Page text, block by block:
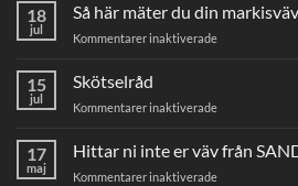
18
jul
Så här mäter du din markisväv
Kommentarer inaktiveradeför
du
markisväv
15
jul
Skötselråd
Kommentarer inaktiveradeför
17
maj
Hittar ni inte er väv från
Kommentarer inaktiveradeför